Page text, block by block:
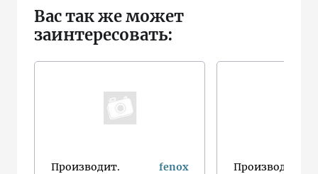
Вас так же может
заинтересовать:
Производит.
fenox
Производит.